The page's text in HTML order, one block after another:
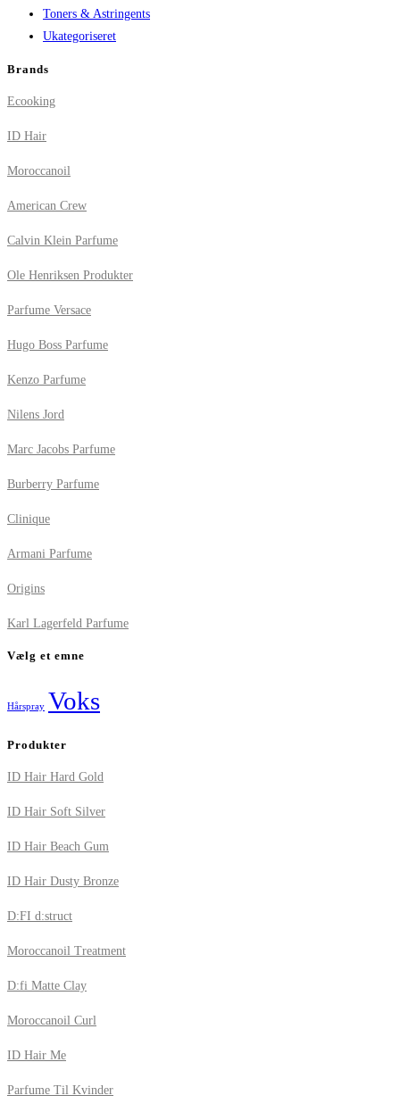
Toners & Astringents
Ukategoriseret
Brands
Ecooking
ID Hair
Moroccanoil
American Crew
Calvin Klein Parfume
Ole Henriksen Produkter
Parfume Versace
Hugo Boss Parfume
Kenzo Parfume
Nilens Jord
Marc Jacobs Parfume
Burberry Parfume
Clinique
Armani Parfume
Origins
Karl Lagerfeld Parfume
Vælg et emne
Hårspray Voks
Produkter
ID Hair Hard Gold
ID Hair Soft Silver
ID Hair Beach Gum
ID Hair Dusty Bronze
D:FI d:struct
Moroccanoil Treatment
D:fi Matte Clay
Moroccanoil Curl
ID Hair Me
Parfume Til Kvinder